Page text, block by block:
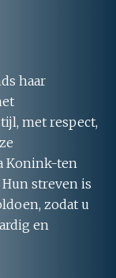
haar
met respect,
Konink-ten
streven is
zodat u
en